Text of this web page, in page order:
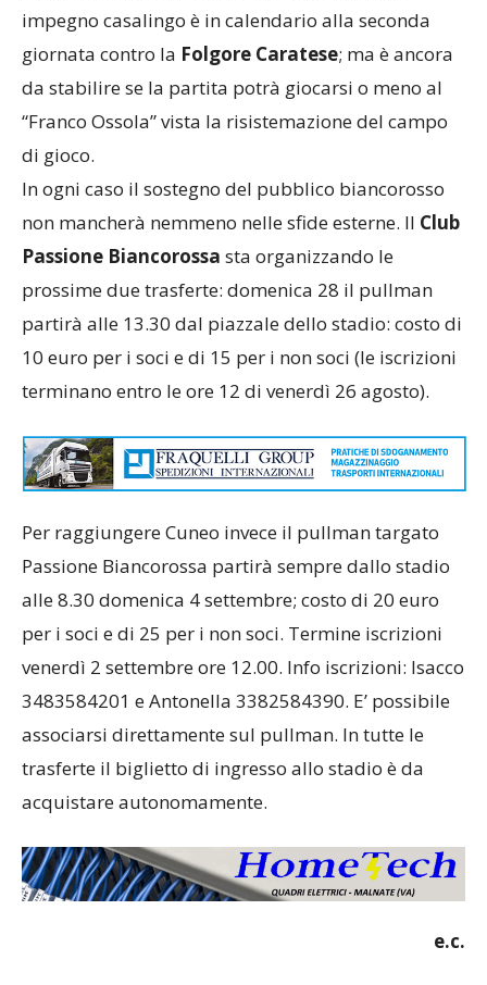
impegno casalingo è in calendario alla seconda
giornata contro la Folgore Caratese; ma è ancora
da stabilire se la partita potrà giocarsi o meno al
“Franco Ossola” vista la risistemazione del campo
di gioco.
In ogni caso il sostegno del pubblico biancorosso
non mancherà nemmeno nelle sfide esterne. Il Club
Passione Biancorossa sta organizzando le
prossime due trasferte: domenica 28 il pullman
partirà alle 13.30 dal piazzale dello stadio: costo di
10 euro per i soci e di 15 per i non soci (le iscrizioni
terminano entro le ore 12 di venerdì 26 agosto).
Per raggiungere Cuneo invece il pullman targato
Passione Biancorossa partirà sempre dallo stadio
alle 8.30 domenica 4 settembre; costo di 20 euro
per i soci e di 25 per i non soci. Termine iscrizioni
venerdì 2 settembre ore 12.00. Info iscrizioni: Isacco
3483584201 e Antonella 3382584390. E’ possibile
associarsi direttamente sul pullman. In tutte le
trasferte il biglietto di ingresso allo stadio è da
acquistare autonomamente.
e.c.